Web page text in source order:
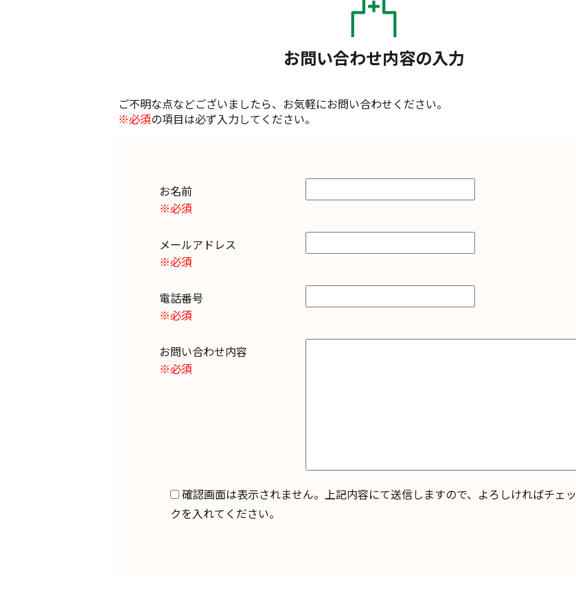
お問い合わせ内容の入力
ご不明な点などございましたら、お気軽にお問い合わせください。
※必須の項目は必ず入力してください。
お名前
※必須
メールアドレス
※必須
電話番号
※必須
お問い合わせ内容
※必須
確認画面は表示されません。上記内容にて送信しますので、よろしければチェッ
クを入れてください。